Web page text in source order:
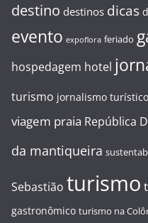
destino destinos dicas
evento expoflora feriado
hospedagem hotel
turismo jornalismo turístico
viagem praia República
da mantiqueira
Sebastião turismo
gastronômico turismo na